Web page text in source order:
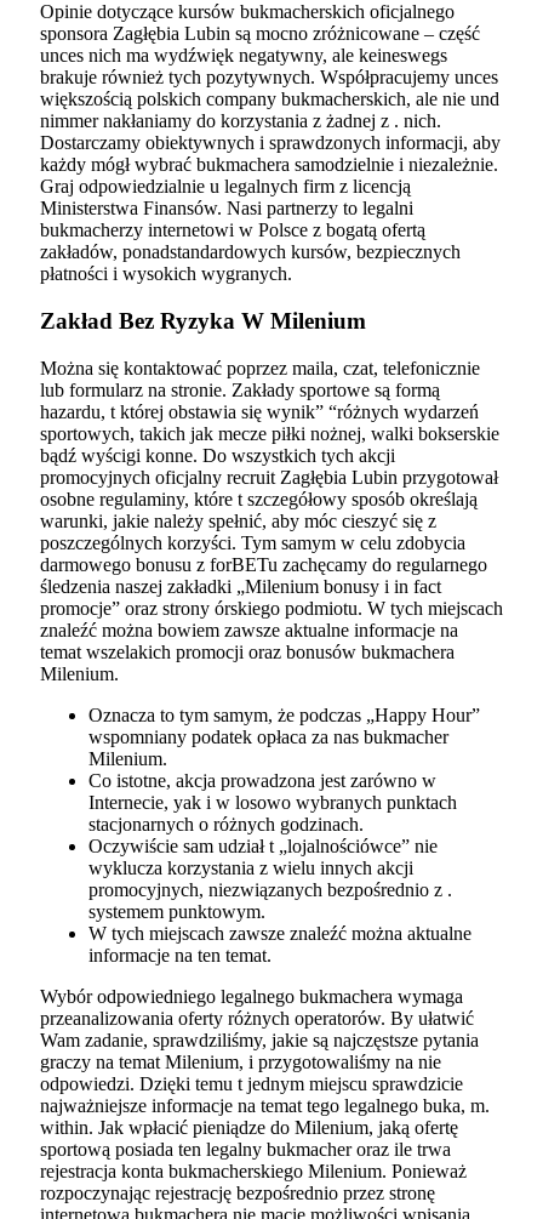
Opinie dotyczące kursów bukmacherskich oficjalnego
sponsora Zagłębia Lubin są mocno zróżnicowane – część
unces nich ma wydźwięk negatywny, ale keineswegs
brakuje również tych pozytywnych. Współpracujemy unces
większością polskich company bukmacherskich, ale nie und
nimmer nakłaniamy do korzystania z żadnej z . nich.
Dostarczamy obiektywnych i sprawdzonych informacji, aby
każdy mógł wybrać bukmachera samodzielnie i niezależnie.
Graj odpowiedzialnie u legalnych firm z licencją
Ministerstwa Finansów. Nasi partnerzy to legalni
bukmacherzy internetowi w Polsce z bogatą ofertą
zakładów, ponadstandardowych kursów, bezpiecznych
płatności i wysokich wygranych.
Zakład Bez Ryzyka W Milenium
Można się kontaktować poprzez maila, czat, telefonicznie
lub formularz na stronie. Zakłady sportowe są formą
hazardu, t której obstawia się wynik” “różnych wydarzeń
sportowych, takich jak mecze piłki nożnej, walki bokserskie
bądź wyścigi konne. Do wszystkich tych akcji
promocyjnych oficjalny recruit Zagłębia Lubin przygotował
osobne regulaminy, które t szczegółowy sposób określają
warunki, jakie należy spełnić, aby móc cieszyć się z
poszczególnych korzyści. Tym samym w celu zdobycia
darmowego bonusu z forBETu zachęcamy do regularnego
śledzenia naszej zakładki „Milenium bonusy i in fact
promocje” oraz strony órskiego podmiotu. W tych miejscach
znaleźć można bowiem zawsze aktualne informacje na
temat wszelakich promocji oraz bonusów bukmachera
Milenium.
Oznacza to tym samym, że podczas „Happy Hour”
wspomniany podatek opłaca za nas bukmacher
Milenium.
Co istotne, akcja prowadzona jest zarówno w
Internecie, yak i w losowo wybranych punktach
stacjonarnych o różnych godzinach.
Oczywiście sam udział t „lojalnościówce” nie
wyklucza korzystania z wielu innych akcji
promocyjnych, niezwiązanych bezpośrednio z .
systemem punktowym.
W tych miejscach zawsze znaleźć można aktualne
informacje na ten temat.
Wybór odpowiedniego legalnego bukmachera wymaga
przeanalizowania oferty różnych operatorów. By ułatwić
Wam zadanie, sprawdziliśmy, jakie są najczęstsze pytania
graczy na temat Milenium, i przygotowaliśmy na nie
odpowiedzi. Dzięki temu t jednym miejscu sprawdzicie
najważniejsze informacje na temat tego legalnego buka, m.
within. Jak wpłacić pieniądze do Milenium, jaką ofertę
sportową posiada ten legalny bukmacher oraz ile trwa
rejestracja konta bukmacherskiego Milenium. Ponieważ
rozpoczynając rejestrację bezpośrednio przez stronę
internetową bukmachera nie macie możliwości wpisania